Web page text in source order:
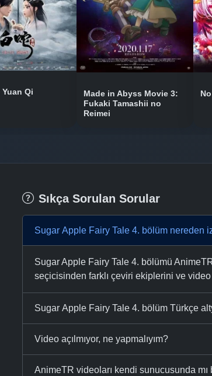
Yuan Qi
Made in Abyss Movie 3:
Fukaki Tamashii no
Reimei
Sıkça Sorulan Sorular
Sugar Apple Fairy Tale 4. bölüm nereden
Sugar Apple Fairy Tale 4. bölümü
seçicisinden farklı çeviri ekiplerini ve
Sugar Apple Fairy Tale 4. bölüm Türkçe
Video açılmıyor, ne yapmalıyım?
AnimeTR videoları kendi sunucusunda mı